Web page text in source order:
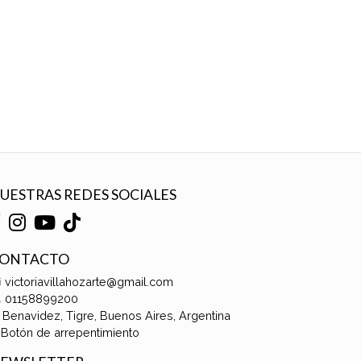
REDES SOCIALES
victoriavillahozarte@gmail.com
01158899200
Benavidez, Tigre, Buenos Aires, Argentina
Botón de arrepentimiento